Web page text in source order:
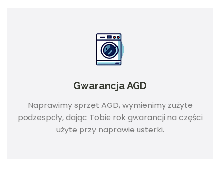
Gwarancja AGD
Naprawimy sprzęt AGD, wymienimy zużyte
podzespoły, dając Tobie rok gwarancji na części
użyte przy naprawie usterki.